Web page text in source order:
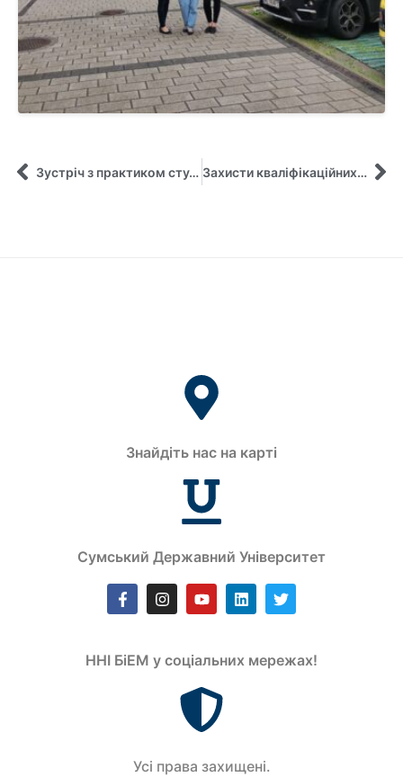
Зустріч з практиком студентів першого курсу всіх економічних спеціальностей Захисти кваліфікаційних робіт бакалавра
Знайдіть нас на карті
Сумський Державний Університет
ННІ БіЕМ у соціальних мережах!
Усi права захищенi.